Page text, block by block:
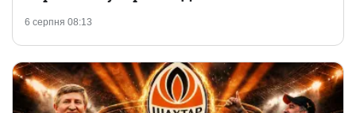
6 серпня 08:13